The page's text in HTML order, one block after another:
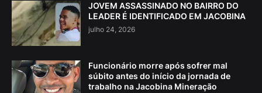
JOVEM ASSASSINADO NO BAIRRO DO
LEADER É IDENTIFICADO EM JACOBINA
julho 24, 2026
Funcionário morre após sofrer mal
súbito antes do início da jornada de
trabalho na Jacobina Mineração